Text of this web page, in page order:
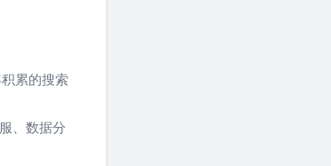
累的搜索
、数据分